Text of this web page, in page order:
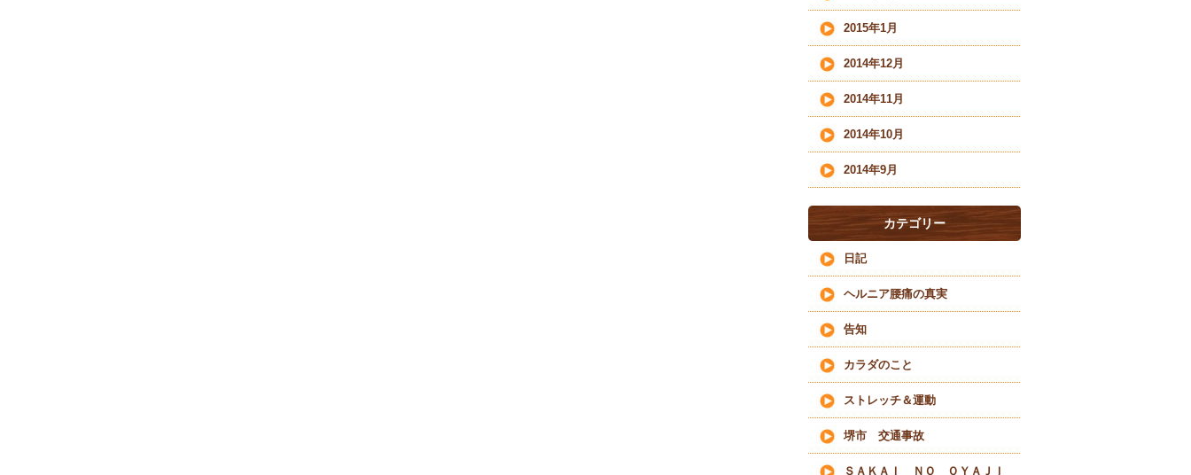
2015年1月
2014年12月
2014年11月
2014年10月
2014年9月
カテゴリー
日記
ヘルニア腰痛の真実
告知
カラダのこと
ストレッチ＆運動
堺市 交通事故
ＳＡＫＡＩ ＮＯ ＯＹＡＪＩ